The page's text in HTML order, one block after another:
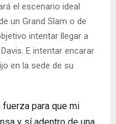
el escenario ideal
un Grand Slam o de
intentar llegar a
E intentar encarar
en la sede de su
para que mi
y sí adentro de una